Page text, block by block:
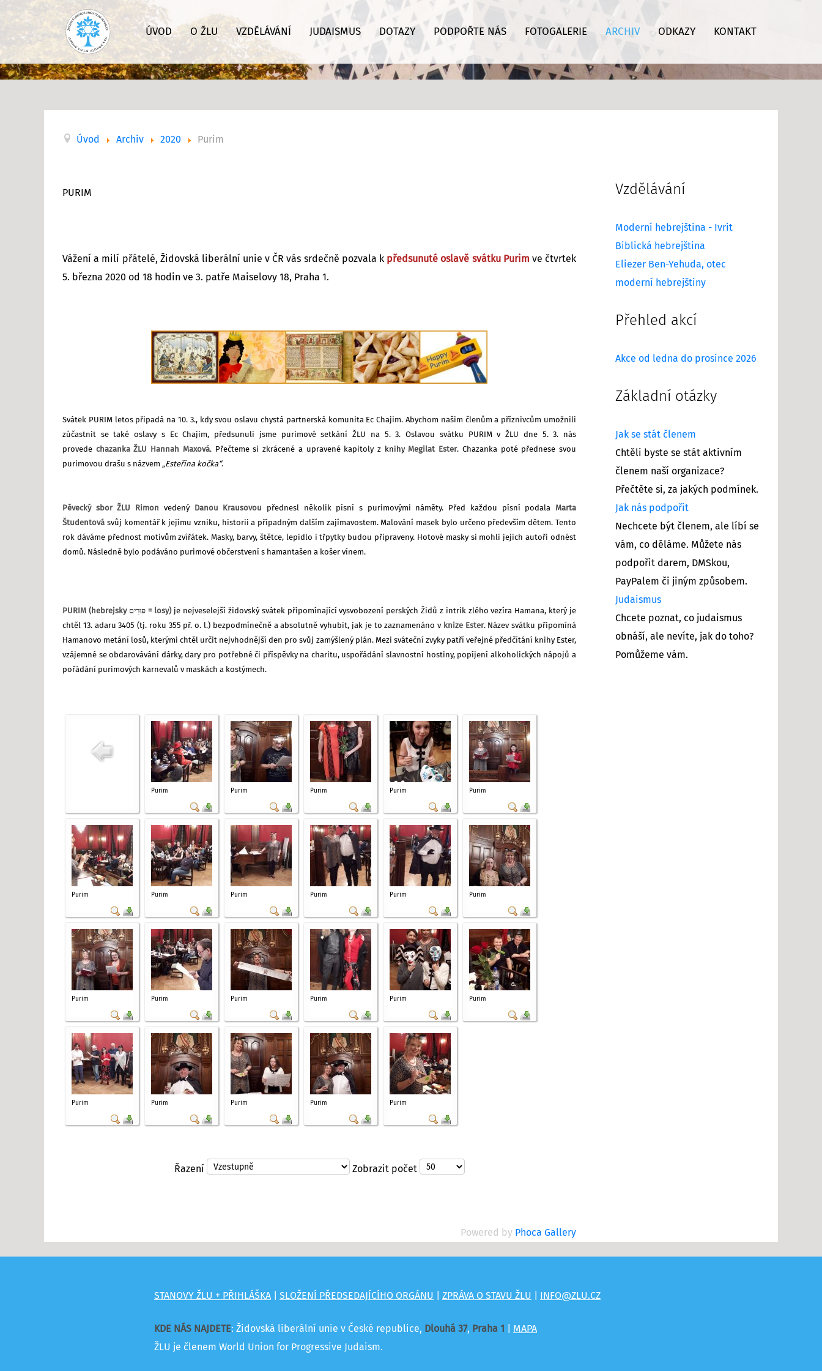
ÚVOD O ŽLU VZDĚLÁVÁNÍ JUDAISMUS DOTAZY PODPOŘTE NÁS FOTOGALERIE ARCHIV ODKAZY KONTAKT
Úvod Archiv 2020 Purim
PURIM
Vážení a milí přátelé, Židovská liberální unie v ČR vás srdečně pozvala k předsunuté oslavě svátku Purim ve čtvrtek
5. března 2020 od 18 hodin ve 3. patře Maiselovy 18, Praha 1.
Svátek PURIM letos připadá na 10. 3., kdy svou oslavu chystá partnerská komunita Ec Chajim. Abychom našim členům a příznivcům umožnili
zúčastnit se také oslavy s Ec Chajim, předsunuli jsme purimové setkání ŽLU na 5. 3. Oslavou svátku PURIM v ŽLU dne 5. 3. nás
provede chazanka ŽLU Hannah Maxová. Přečteme si zkrácené a upravené kapitoly z knihyMegilat Ester. Chazanka poté přednese svou
purimovou drašu s názvem „Esteřina kočka“.
Pěvecký sbor ŽLU Rimon vedený Danou Krausovou přednesl několik písní s purimovými náměty. Před každou písní podalaMarta
Študentová svůj komentář k jejímu vzniku, historii a případným dalším zajímavostem. Malování masek bylo určeno především dětem. Tento
rok dáváme přednost motivům zvířátek. Masky, barvy, štětce, lepidlo i třpytky budou připraveny. Hotové masky si mohli jejich autoři odnést
domů. Následně bylo podáváno purimové občerstvení s hamantašen a košer vínem.
PURIM (hebrejsky פּוּרִים = losy)je nejveselejší židovský svátek připomínající vysvobození perských Židů z intrik zlého vezíra Hamana, který je
chtěl 13. adaru 3405 (tj. roku 355 př. o. l.) bezpodmínečně a absolutně vyhubit, jak je to zaznamenáno v knize Ester. Název svátku připomíná
Hamanovo metání losů, kterými chtěl určit nejvhodnější den pro svůj zamýšlený plán. Mezi sváteční zvyky patří veřejné předčítání knihy Ester,
vzájemné se obdarovávání dárky, dary pro potřebné či příspěvky na charitu, uspořádání slavnostní hostiny, popíjení alkoholických nápojů a
pořádání purimových karnevalů v maskách a kostýmech.
Purim Purim Purim Purim Purim
Purim Purim Purim Purim Purim Purim
Purim Purim Purim Purim Purim Purim
Purim Purim Purim Purim Purim
Řazení Zobrazit počet
Powered by Phoca Gallery
Vzdělávání
Moderní hebrejština - Ivrit
Biblická hebrejština
Eliezer Ben-Yehuda, otec
moderní hebrejštiny
Přehled akcí
Akce od ledna do prosince 2026
Základní otázky
Jak se stát členem
Chtěli byste se stát aktivním
členem naší organizace?
Přečtěte si, za jakých podmínek.
Jak nás podpořit
Nechcete být členem, ale líbí se
vám, co děláme. Můžete nás
podpořit darem, DMSkou,
PayPalem či jiným způsobem.
Judaismus
Chcete poznat, co judaismus
obnáší, ale nevíte, jak do toho?
Pomůžeme vám.
STANOVY ŽLU + PŘIHLÁŠKA SLOŽENÍ PŘEDSEDAJÍCÍHO ORGÁNU ZPRÁVA O STAVU ŽLU INFO@ZLU.CZ
KDE NÁS NAJDETE: Židovská liberální unie v České republice, Dlouhá 37, Praha 1
MAPA
ŽLU je členem World Union for Progressive Judaism.